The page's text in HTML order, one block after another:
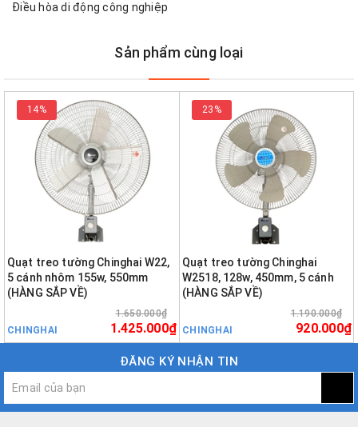
Điều hòa di động công nghiệp
Sản phẩm cùng loại
14%
Quạt treo tường Chinghai W22,
5 cánh nhôm 155w, 550mm
(HÀNG SẮP VỀ)
CHINGHAI
1.650.000₫
1.425.000₫
23%
Quạt treo tường Chinghai
W2518, 128w, 450mm, 5 cánh
(HÀNG SẮP VỀ)
CHINGHAI
1.190.000₫
920.000₫
ĐĂNG KÝ NHẬN TIN